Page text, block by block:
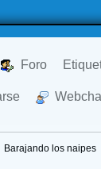
Foro
Barajando los naipes